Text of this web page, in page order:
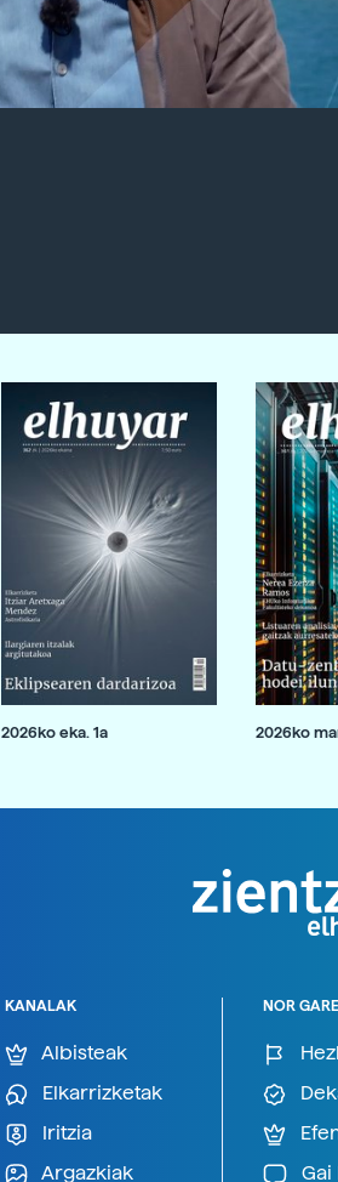
2026ko eka. 1a 2026ko
KANALAK
Albisteak
Elkarrizketak
Iritzia
Argazkiak
NOR
Gai